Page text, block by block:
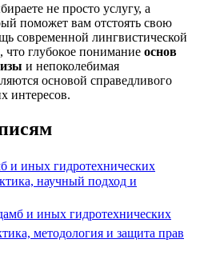
не просто услугу, а
поможет вам отстоять свою
современной лингвистической
глубокое понимание основ
и непоколебимая
основой справедливого
интересов.
и иных гидротехнических
научный подход и
и иных гидротехнических
методология и защита прав